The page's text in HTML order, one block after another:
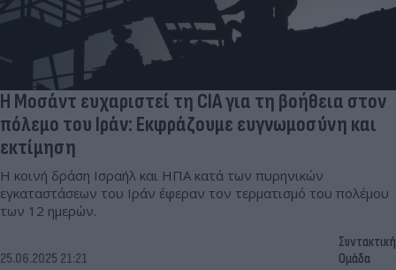
Η Μοσάντ ευχαριστεί τη CIA για τη βοήθεια στον
πόλεμο του Ιράν: Εκφράζουμε ευγνωμοσύνη και
εκτίμηση
Η κοινή δράση Ισραήλ και ΗΠΑ κατά των πυρηνικών
εγκαταστάσεων του Ιράν έφεραν τον τερματισμό του πολέμου
των 12 ημερών.
25.06.2025 21:21
Συντακτική
Ομάδα